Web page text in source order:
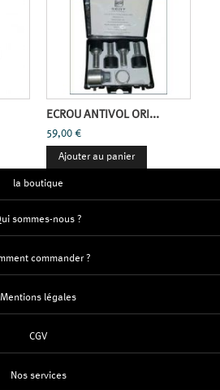
ECROU ANTIVOL ORI...
59,00 €
Ajouter au panier
la boutique
sommes-nous ?
commander ?
Mentions légales
CGV
Nos services